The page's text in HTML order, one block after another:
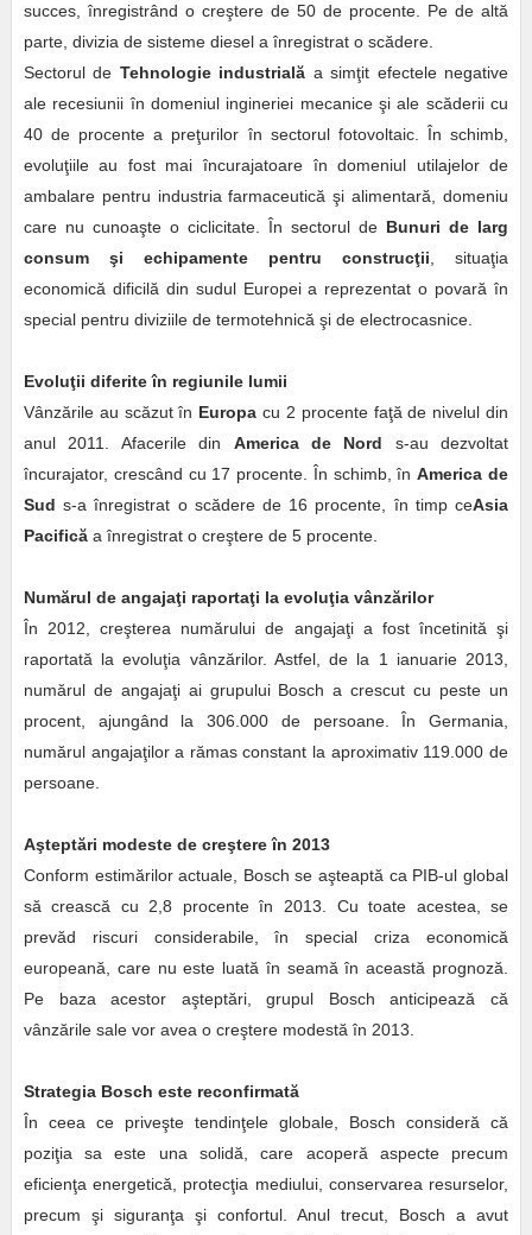
succes, înregistrând o creştere de 50 de procente. Pe de altă
parte, divizia de sisteme diesel a înregistrat o scădere.
Sectorul de Tehnologie industrială a simţit efectele negative
ale recesiunii în domeniul ingineriei mecanice şi ale scăderii cu
40 de procente a preţurilor în sectorul fotovoltaic. În schimb,
evoluţiile au fost mai încurajatoare în domeniul utilajelor de
ambalare pentru industria farmaceutică şi alimentară, domeniu
care nu cunoaşte o ciclicitate. În sectorul de Bunuri de larg
consum şi echipamente pentru construcţii , situaţia
economică dificilă din sudul Europei a reprezentat o povară în
special pentru diviziile de termotehnică şi de electrocasnice.
Evoluţii diferite în regiunile lumii
Vânzările au scăzut în Europa cu 2 procente faţă de nivelul din
anul 2011. Afacerile din America de Nord s-au dezvoltat
încurajator, crescând cu 17 procente. În schimb, înAmerica de
Sud s-a înregistrat o scădere de 16 procente, în timp ceAsia
Pacificăa înregistrat o creştere de 5 procente.
Numărul de angajaţi raportaţi la evoluţia vânzărilor
În 2012, creşterea numărului de angajaţi a fost încetinită şi
raportată la evoluţia vânzărilor. Astfel, de la 1 ianuarie 2013,
numărul de angajaţi ai grupului Bosch a crescut cu peste un
procent, ajungând la 306.000 de persoane. În Germania,
numărul angajaţilor a rămas constant la aproximativ 119.000 de
persoane.
Aşteptări modeste de creştere în 2013
Conform estimărilor actuale, Bosch se aşteaptă ca PIB-ul global
să crească cu 2,8 procente în 2013. Cu toate acestea, se
prevăd riscuri considerabile, în special criza economică
europeană, care nu este luată în seamă în această prognoză.
Pe baza acestor aşteptări, grupul Bosch anticipează că
vânzările sale vor avea o creştere modestă în 2013.
Strategia Bosch este reconfirmată
În ceea ce priveşte tendinţele globale, Bosch consideră că
poziţia sa este una solidă, care acoperă aspecte precum
eficienţa energetică, protecţia mediului, conservarea resurselor,
precum şi siguranţa şi confortul. Anul trecut, Bosch a avut